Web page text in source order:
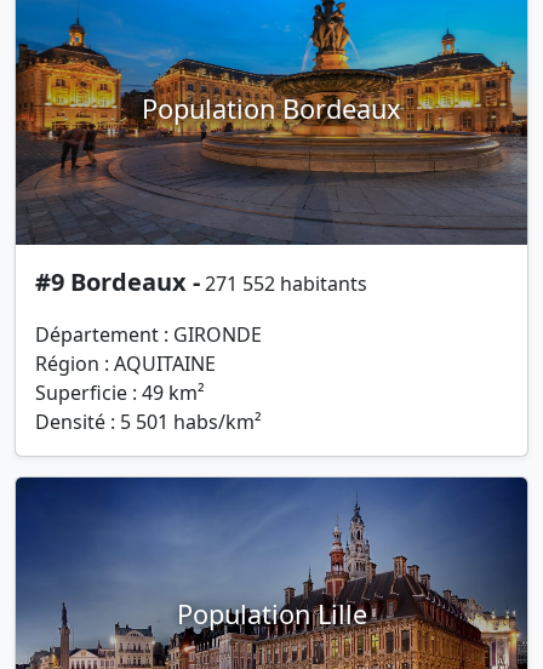
Population Bordeaux
#9 Bordeaux -271 552 habitants
Département : GIRONDE
Région : AQUITAINE
Superficie : 49 km²
Densité : 5 501 habs/km²
Population Lille